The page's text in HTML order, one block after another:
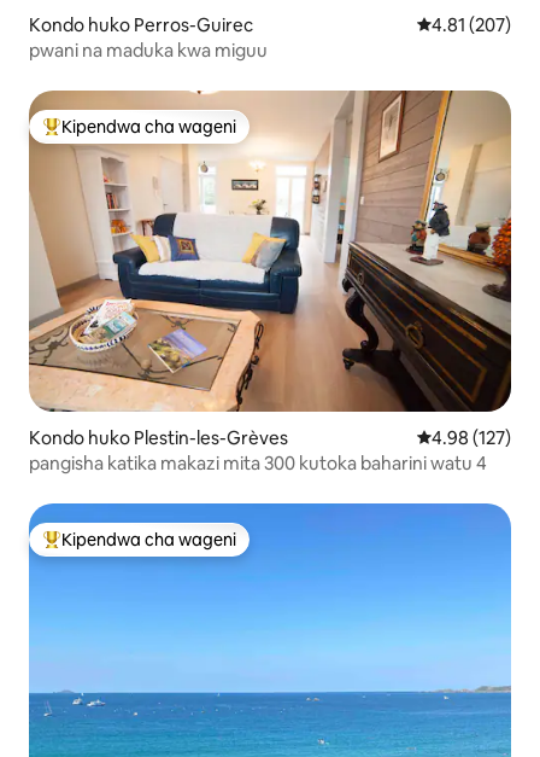
Kondo huko Perros-Guirec Ukadiriaji wa
4.81 (207)
pwani na maduka kwa miguu
Kipendwa maarufu cha wageni
Kipendwa cha wageni
Kondo huko Plestin-les-Grèves Ukadiriaji wa
4.98 (127)
pangisha katika makazi mita 300 kutoka baharini watu 4
Kipendwa maarufu cha wageni
Kipendwa cha wageni